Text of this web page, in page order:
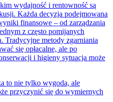
wydajność i rentowność są
Każda decyzja podejmowana
finansowe – od zarządzania
z często pomijanych
Tradycyjne metody zgarniania
się opłacalne, ale po
i higieny sytuacja może
to nie tylko wygoda, ale
przyczynić się do wymiernych